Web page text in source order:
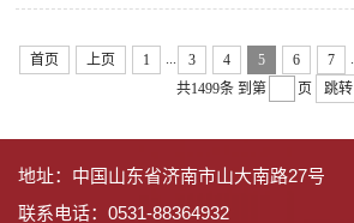
首页 上页 1 3 4 5 6 7
共1499条 到第 页 跳转
地址：中国山东省济南市山大南路27号
联系电话：0531-88364932